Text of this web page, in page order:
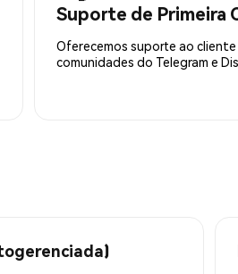
Suporte de Primeira
Oferecemos suporte ao
comunidades do Telegram e